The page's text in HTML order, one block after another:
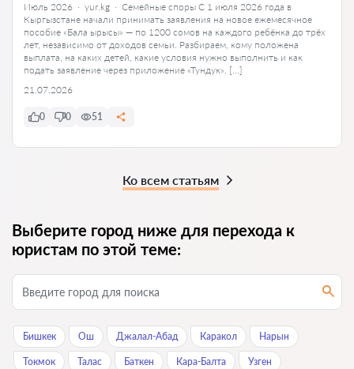
Июль 2026 · yur.kg · Семейные споры С 1 июля 2026 года в
Кыргызстане начали принимать заявления на новое ежемесячное
пособие «Бала ырысы» — по 1200 сомов на каждого ребёнка до трёх
лет, независимо от доходов семьи. Разбираем, кому положена
выплата, на каких детей, какие условия нужно выполнить и как
подать заявление через приложение «Тундук». […]
21.07.2026
0 0 51
Ко всем статьям
Выберите город ниже для перехода к
юристам по этой теме:
Бишкек Ош Джалал-Абад Каракол Нарын
Токмок Талас Баткен Кара-Балта Узген